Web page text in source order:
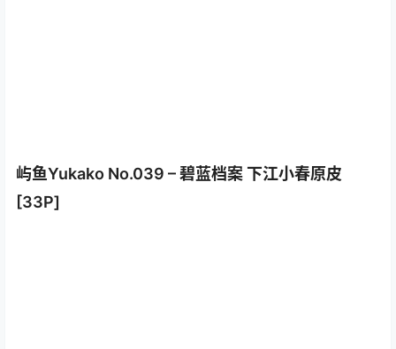
屿鱼Yukako No.039 – 碧蓝档案 下江小春原皮
[33P]